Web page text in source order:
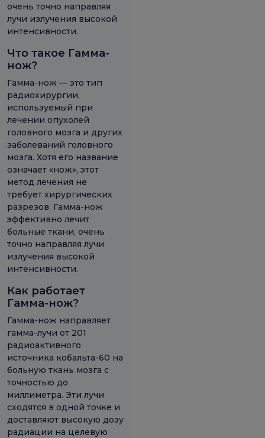
очень точно направляя
лучи излучения высокой
интенсивности.
Что такое Гамма-
нож?
Гамма-нож — это тип
радиохирургии,
используемый при
лечении опухолей
головного мозга и других
заболеваний головного
мозга. Хотя его название
означает «нож», этот
метод лечения не
требует хирургических
разрезов. Гамма-нож
эффективно лечит
больные ткани, очень
точно направляя лучи
излучения высокой
интенсивности.
Как работает
Гамма-нож?
Гамма-нож направляет
гамма-лучи от 201
радиоактивного
источника кобальта-60 на
больную ткань мозга с
точностью до
миллиметра. Эти лучи
сходятся в одной точке и
доставляют высокую дозу
радиации на целевую